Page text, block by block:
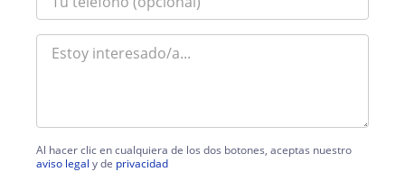
Al hacer clic en cualquiera de los dos botones, aceptas nuestro
aviso legal y de privacidad